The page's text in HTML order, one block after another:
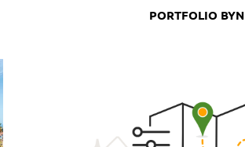
PORTFOLIO BYN